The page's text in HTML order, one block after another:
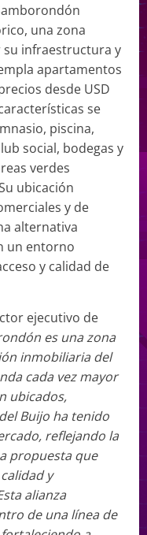
una zona
infraestructura y
apartamentos
desde USD
se
piscina,
social, bodegas y
verdes
ubicación
y de
alternativa
un entorno
y calidad de
ejecutivo de
es una zona
inmobiliaria del
cada vez mayor
ubicados,
Buijo ha tenido
reflejando la
propuesta que
y
alianza
de una línea de